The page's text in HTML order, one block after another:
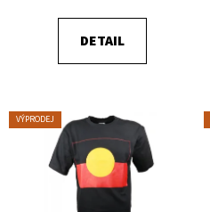
DETAIL
VÝPRODEJ